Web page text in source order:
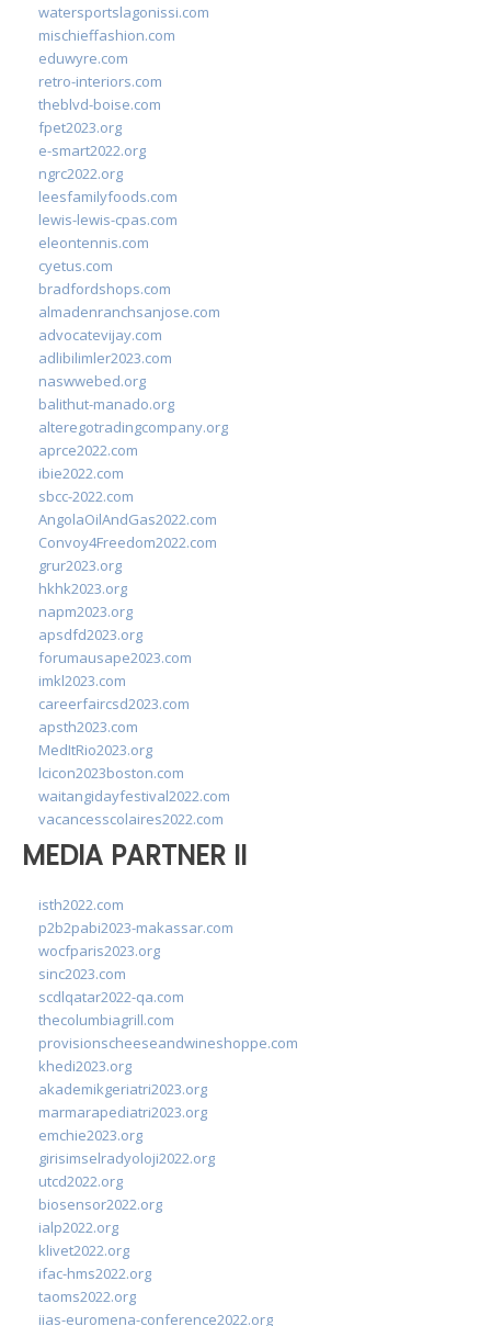
watersportslagonissi.com
mischieffashion.com
eduwyre.com
retro-interiors.com
theblvd-boise.com
fpet2023.org
e-smart2022.org
ngrc2022.org
leesfamilyfoods.com
lewis-lewis-cpas.com
eleontennis.com
cyetus.com
bradfordshops.com
almadenranchsanjose.com
advocatevijay.com
adlibilimler2023.com
naswwebed.org
balithut-manado.org
alteregotradingcompany.org
aprce2022.com
ibie2022.com
sbcc-2022.com
AngolaOilAndGas2022.com
Convoy4Freedom2022.com
grur2023.org
hkhk2023.org
napm2023.org
apsdfd2023.org
forumausape2023.com
imkl2023.com
careerfaircsd2023.com
apsth2023.com
MedItRio2023.org
lcicon2023boston.com
waitangidayfestival2022.com
vacancesscolaires2022.com
MEDIA PARTNER II
isth2022.com
p2b2pabi2023-makassar.com
wocfparis2023.org
sinc2023.com
scdlqatar2022-qa.com
thecolumbiagrill.com
provisionscheeseandwineshoppe.com
khedi2023.org
akademikgeriatri2023.org
marmarapediatri2023.org
emchie2023.org
girisimselradyoloji2022.org
utcd2022.org
biosensor2022.org
ialp2022.org
klivet2022.org
ifac-hms2022.org
taoms2022.org
iias-euromena-conference2022.org